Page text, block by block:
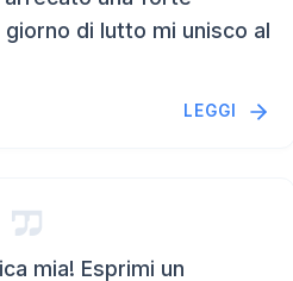
di lutto mi unisco al
LEGGI
mia! Esprimi un